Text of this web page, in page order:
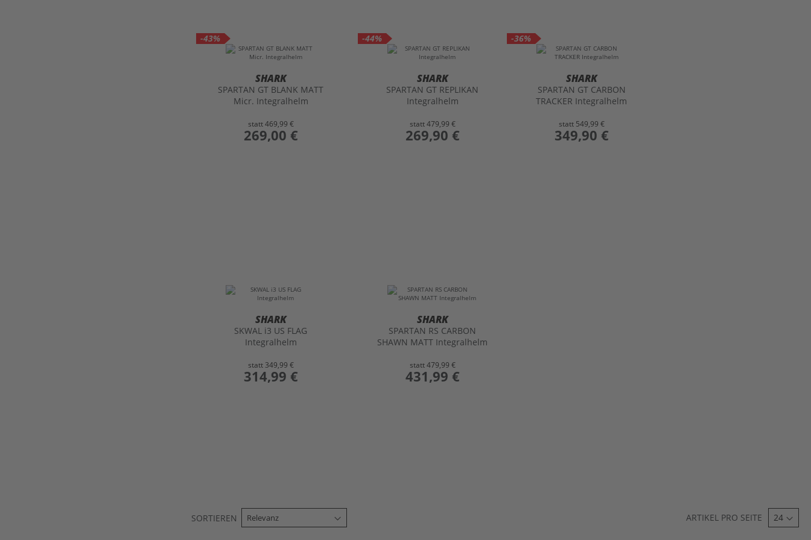
-43%
SHARK
SPARTAN GT BLANK MATT
Micr. Integralhelm
statt469,99 €
preis
269,00 €
-44%
SHARK
SPARTAN GT REPLIKAN
Integralhelm
statt479,99 €
preis
269,90 €
-36%
SHARK
SPARTAN GT CARBON
TRACKER Integralhelm
statt 549,99 €
preis
349,90 €
SHARK
SKWAL i3 US FLAG
Integralhelm
statt 349,99 €
preis
314,99 €
SHARK
SPARTAN RS CARBON
SHAWN MATT Integralhelm
statt479,99 €
preis
431,99 €
SORTIEREN ARTIKEL PRO SEITE